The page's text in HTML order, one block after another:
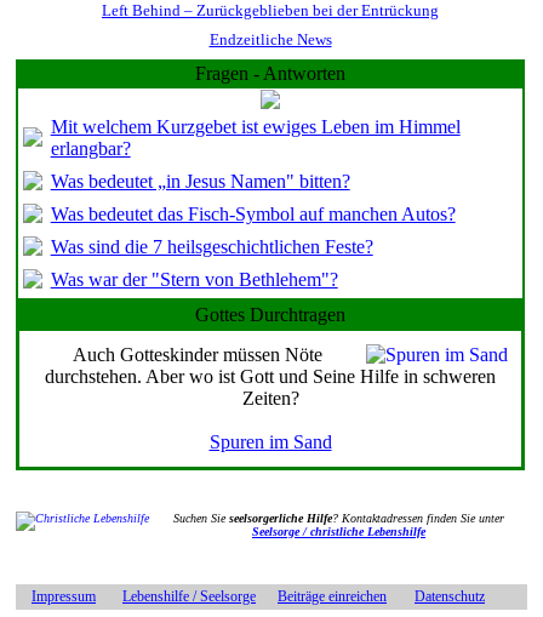
Left Behind – Zurückgeblieben bei der Entrückung
Endzeitliche News
Fragen - Antworten
Mit welchem Kurzgebet ist ewiges Leben im Himmel
erlangbar?
Was bedeutet „in Jesus Namen" bitten?
Was bedeutet das Fisch-Symbol auf manchen Autos?
Was sind die 7 heilsgeschichtlichen Feste?
Was war der "Stern von Bethlehem"?
Gottes Durchtragen
Auch Gotteskinder müssen Nöte
durchstehen. Aber wo ist Gott und Seine Hilfe in schweren
Zeiten?
Spuren im Sand
Suchen Sieseelsorgerliche Hilfe? Kontaktadressen finden Sie unter
Seelsorge / christliche Lebenshilfe
Impressum Lebenshilfe / Seelsorge Beiträge einreichen Datenschutz